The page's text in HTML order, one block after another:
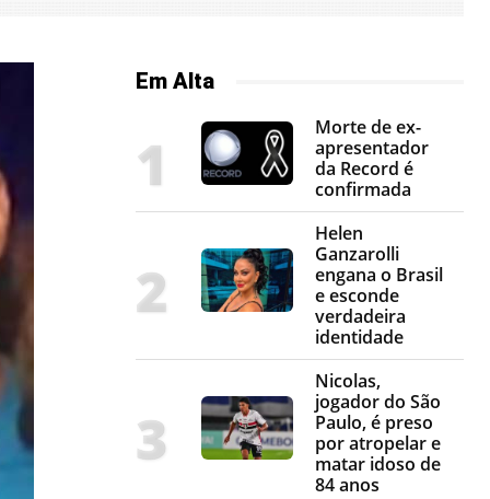
Em Alta
Morte de ex-
apresentador
da Record é
confirmada
Helen
Ganzarolli
engana o Brasil
e esconde
verdadeira
identidade
Nicolas,
jogador do São
Paulo, é preso
por atropelar e
matar idoso de
84 anos